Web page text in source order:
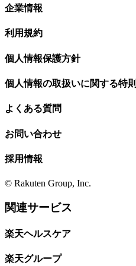
企業情報
利用規約
個人情報保護方針
個人情報の取扱いに関する特則
よくある質問
お問い合わせ
採用情報
© Rakuten Group, Inc.
関連サービス
楽天ヘルスケア
楽天グループ